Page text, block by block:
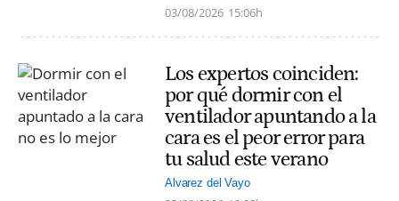
03/08/2026 15:06h
Los expertos coinciden:
por qué dormir con el
ventilador apuntando a la
cara es el peor error para
tu salud este verano
Alvarez del Vayo